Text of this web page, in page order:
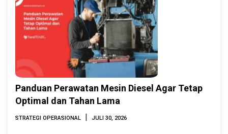
Panduan Perawatan Mesin Diesel Agar Tetap
Optimal dan Tahan Lama
STRATEGI OPERASIONAL | JULI 30, 2026